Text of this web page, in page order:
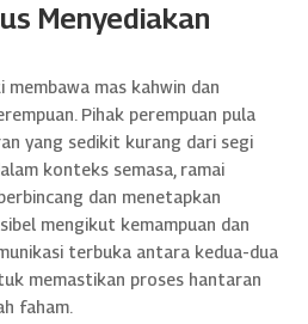
Menyediakan
mas kahwin dan
Pihak perempuan pula
yang sedikit kurang dari segi
konteks semasa, ramai
dan menetapkan
mengikut kemampuan dan
terbuka antara kedua-dua
memastikan proses hantaran
faham.